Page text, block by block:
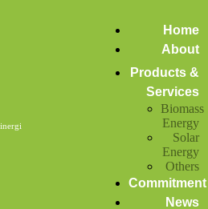
Home
About
Products &
Services
Biomass
Energy
Solar
Energy
Others
Commitment
News
pembuatan tahu
Dari Limbah menjadi Energi